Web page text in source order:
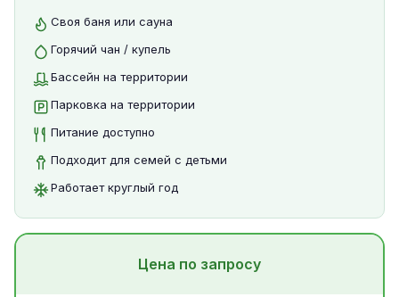
Своя баня или сауна
Горячий чан / купель
Бассейн на территории
Парковка на территории
Питание доступно
Подходит для семей с детьми
Работает круглый год
Цена по запросу